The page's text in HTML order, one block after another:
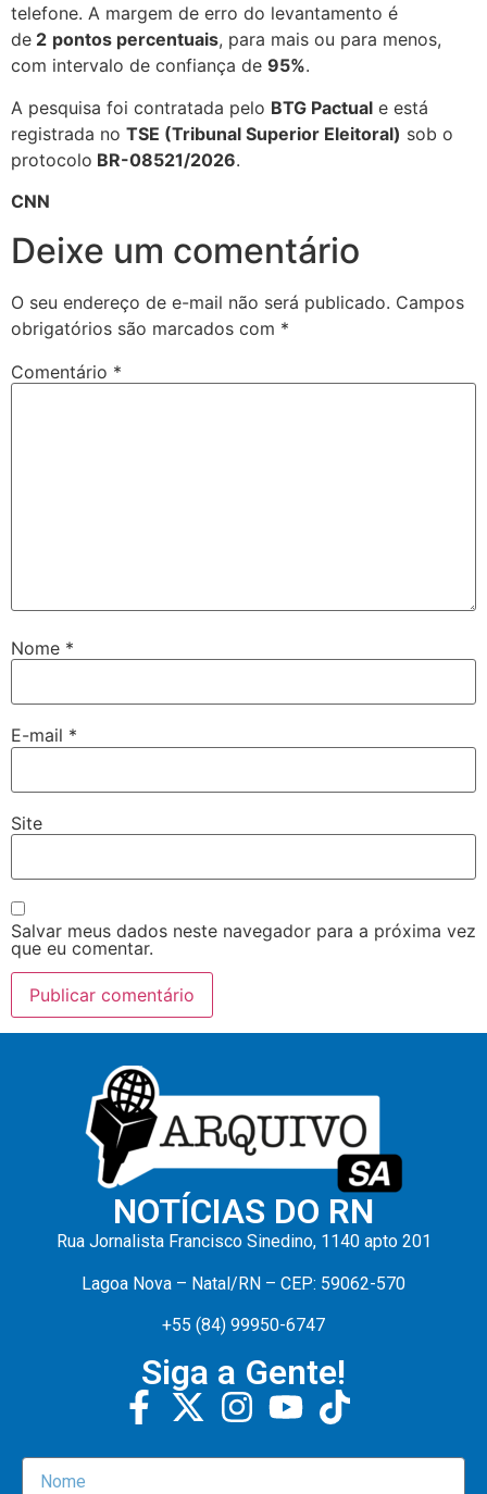
telefone. A margem de erro do levantamento é
de 2 pontos percentuais, para mais ou para menos,
com intervalo de confiança de 95%.
A pesquisa foi contratada pelo BTG Pactual e está
registrada no TSE (Tribunal Superior Eleitoral) sob o
protocolo BR-08521/2026.
CNN
Deixe um comentário
O seu endereço de e-mail não será publicado. Campos
obrigatórios são marcados com *
Comentário *
Nome *
E-mail *
Site
Salvar meus dados neste navegador para a próxima vez
que eu comentar.
NOTÍCIAS DO RN
Rua Jornalista Francisco Sinedino, 1140 apto 201
Lagoa Nova – Natal/RN – CEP: 59062-570
+55 (84) 99950-6747
Siga a Gente!